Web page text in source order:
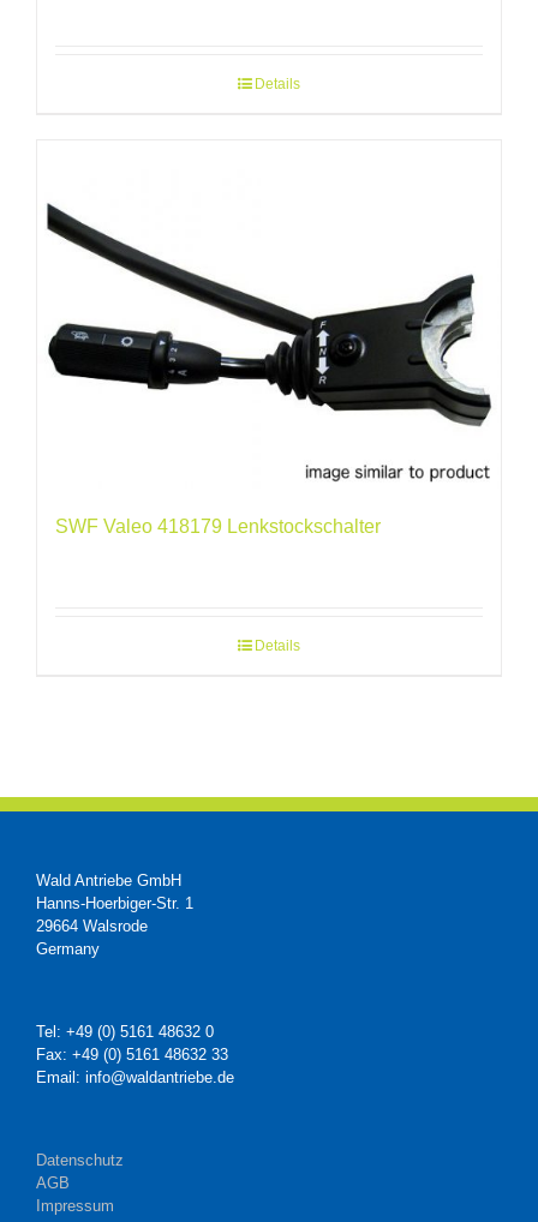
Details
SWF Valeo 418179 Lenkstockschalter
Details
Wald Antriebe GmbH
Hanns-Hoerbiger-Str. 1
29664 Walsrode
Germany
Tel: +49 (0) 5161 48632 0
Fax: +49 (0) 5161 48632 33
Email: info@waldantriebe.de
Datenschutz
AGB
Impressum